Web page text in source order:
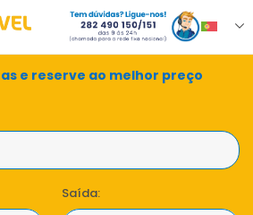
e reserve ao melhor preço
Saída: